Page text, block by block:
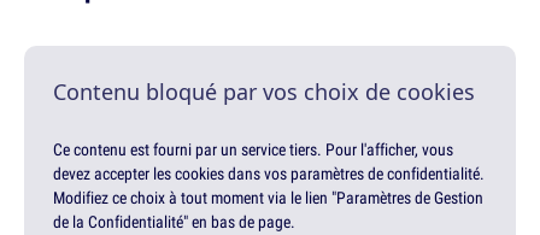
Contenu bloqué par vos choix de cookies
Ce contenu est fourni par un service tiers. Pour l'afficher, vous
devez accepter les cookies dans vos paramètres de confidentialité.
Modifiez ce choix à tout moment via le lien "Paramètres de Gestion
de la Confidentialité" en bas de page.